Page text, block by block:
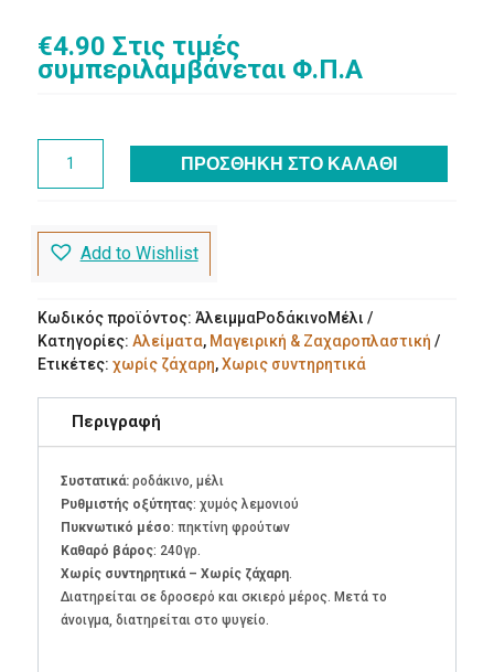
€4.90 Στις τιμές
συμπεριλαμβάνεται Φ.Π.Α
Ροδάκινο
ποσότητα
ΠΡΟΣΘΉΚΗ ΣΤΟ ΚΑΛΆΘΙ
Add to Wishlist
Κωδικός προϊόντος: ΆλειμμαΡοδάκινοΜέλι
Κατηγορίες: Αλείματα, Μαγειρική & Ζαχαροπλαστική
Ετικέτες: χωρίς ζάχαρη,Χωρις συντηρητικά
Περιγραφή
Συστατικά:ροδάκινο, μέλι
Ρυθμιστής οξύτητας: χυμός λεμονιού
Πυκνωτικό μέσο: πηκτίνη φρούτων
Καθαρό βάρος: 240γρ.
Χωρίς συντηρητικά – Χωρίς ζάχαρη.
Διατηρείται σε δροσερό και σκιερό μέρος. Μετά το
άνοιγμα, διατηρείται στο ψυγείο.